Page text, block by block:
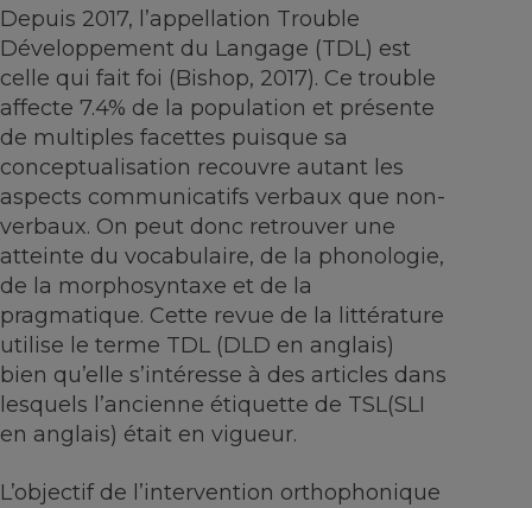
Depuis 2017, l’appellation Trouble
Développement du Langage (TDL) est
celle qui fait foi (Bishop, 2017). Ce trouble
affecte 7.4% de la population et présente
de multiples facettes puisque sa
conceptualisation recouvre autant les
aspects communicatifs verbaux que non-
verbaux. On peut donc retrouver une
atteinte du vocabulaire, de la phonologie,
de la morphosyntaxe et de la
pragmatique. Cette revue de la littérature
utilise le terme TDL (DLD en anglais)
bien qu’elle s’intéresse à des articles dans
lesquels l’ancienne étiquette de TSL(SLI
en anglais) était en vigueur.
L’objectif de l’intervention orthophonique